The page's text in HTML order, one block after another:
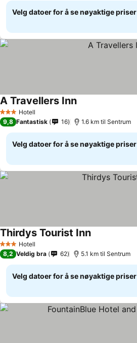
Velg datoer for å se nøyaktige priser
3 StjernerHotell
A Travellers Inn
9,8 Fantastisk 16 1.6 km til Sentrum
Velg datoer for å se nøyaktige priser
3 StjernerHotell
Thirdys Tourist Inn
8,2 Veldig bra 62 5.1 km til Sentrum
Velg datoer for å se nøyaktige priser